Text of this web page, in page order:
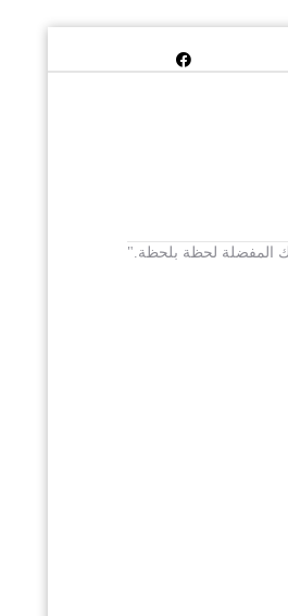
المفضلة لحظة بلحظة."